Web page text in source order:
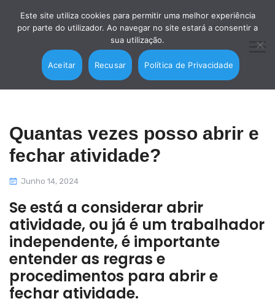
Quantas vezes posso abrir e
fechar atividade?
Junho 14, 2024
Se está a considerar abrir
atividade, ou já é um trabalhador
independente, é importante
entender as regras e
procedimentos para abrir e
fechar atividade.
Este site utiliza cookies para permitir uma melhor experiência
por parte do utilizador. Ao navegar no site estará a consentir a
sua utilização.
Aceitar Recusar Política de Privacidade